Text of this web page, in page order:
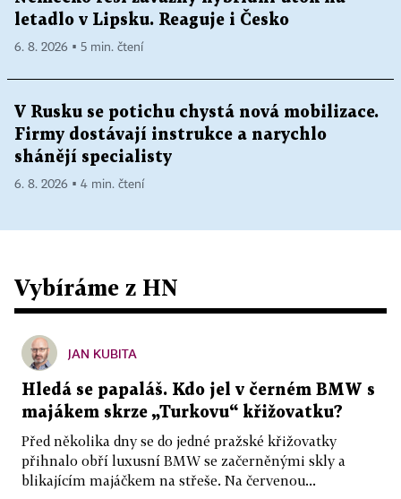
letadlo v Lipsku. Reaguje i Česko
6. 8. 2026 ▪ 5 min. čtení
V Rusku se potichu chystá nová mobilizace.
Firmy dostávají instrukce a narychlo
shánějí specialisty
6. 8. 2026 ▪ 4 min. čtení
Vybíráme z HN
JAN KUBITA
Hledá se papaláš. Kdo jel v černém BMW s
majákem skrze „Turkovu“ křižovatku?
Před několika dny se do jedné pražské křižovatky
přihnalo obří luxusní BMW se začerněnými skly a
blikajícím majáčkem na střeše. Na červenou...